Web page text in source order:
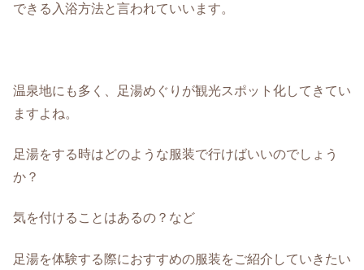
できる入浴方法と言われていいます。
温泉地にも多く、足湯めぐりが観光スポット化してきてい
ますよね。
足湯をする時はどのような服装で行けばいいのでしょう
か？
気を付けることはあるの？など
足湯を体験する際におすすめの服装をご紹介していきたい